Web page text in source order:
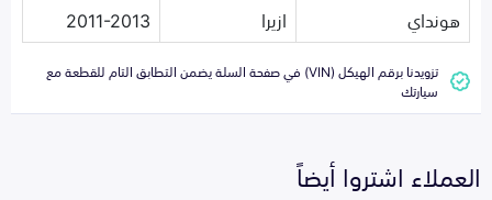
هونداي
ازيرا 2011-2013
تزويدنا برقم الهيكل (VIN) في صفحة السلة يضمن التطابق التام للقطعة مع
سيارتك
العملاء اشتروا أيضاً